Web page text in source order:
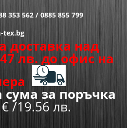
353 562 / 0885 855 799
tex.bg
доставка над
лв. до офис на
за поръчка
/19.56 лв.